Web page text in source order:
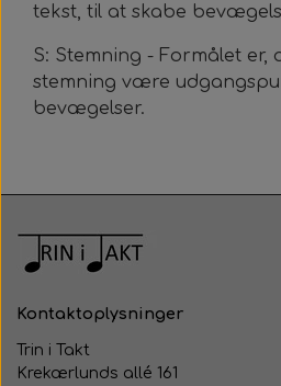
tekst, til at skabe
S: Stemning - Formålet er,
stemning være
bevægelser.
Kontaktoplysninger
Trin i Takt
Krekærlunds allé 161